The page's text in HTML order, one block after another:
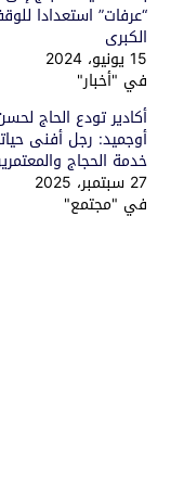
“عرفات” استعدادا
الكبرى
15 يونيو، 2024
في "أخبار"
أكادير تودع الحاج
أوجميد: رجل أفنى
خدمة الحجاج
27 سبتمبر، 2025
في "مجتمع"